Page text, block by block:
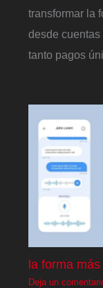
transformar la
desde
tanto pagos
la forma
Deja un